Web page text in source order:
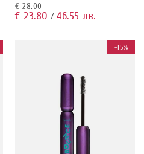
€ 28.00
€ 23.80 / 46.55 лв.
-15%